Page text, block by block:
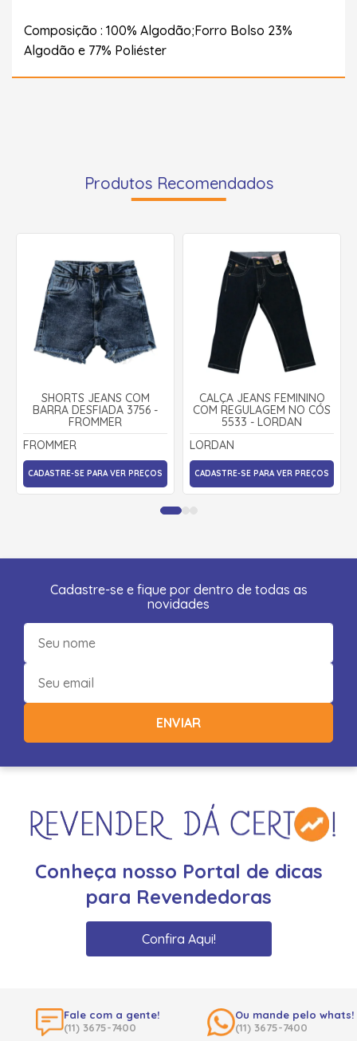
Composição : 100% Algodão;Forro Bolso 23%
Algodão e 77% Poliéster
Produtos Recomendados
SHORTS JEANS COM
BARRA DESFIADA 3756 -
FROMMER
FROMMER
CADASTRE-SE PARA VER PREÇOS
CALÇA JEANS FEMININO
COM REGULAGEM NO CÓS
5533 - LORDAN
LORDAN
CADASTRE-SE PARA VER PREÇOS
Cadastre-se e fique por dentro de todas as
novidades
ENVIAR
Conheça nosso Portal de dicas
para Revendedoras
Confira Aqui!
Fale com a gente!
(11) 3675-7400
Ou mande pelo whats!
(11) 3675-7400